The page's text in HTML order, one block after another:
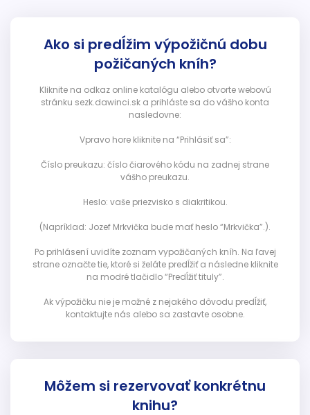
Ako si predĺžim výpožičnú dobu
požičaných kníh?
Kliknite na odkaz online katalógu alebo otvorte webovú
stránku sezk.dawinci.sk a prihláste sa do vášho konta
nasledovne:
Vpravo hore kliknite na “Prihlásiť sa”:
Číslo preukazu: číslo čiarového kódu na zadnej strane
vášho preukazu.
Heslo: vaše priezvisko s diakritikou.
(Napríklad: Jozef Mrkvička bude mať heslo “Mrkvička”.).
Po prihlásení uvidíte zoznam vypožičaných kníh. Na ľavej
strane označte tie, ktoré si želáte predĺžiť a následne kliknite
na modré tlačidlo “Predĺžiť tituly”.
Ak výpožičku nie je možné z nejakého dôvodu predĺžiť,
kontaktujte nás alebo sa zastavte osobne.
Môžem si rezervovať konkrétnu
knihu?